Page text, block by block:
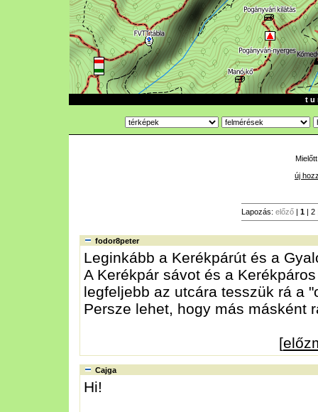
t u
új
Lapozás: előző | 1 | 2
fodor8peter
Leginkább a Kerékpárút és a
A Kerékpár sávot és a
legfeljebb az utcára tesszük rá a
Persze lehet, hogy más másként
[
Cajga
Hi!